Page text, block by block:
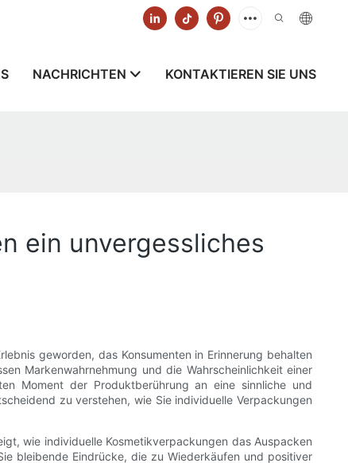
NACHRICHTEN KONTAKTIEREN SIE UNS
ein unvergessliches
geworden, das Konsumenten in Erinnerung behalten
Markenwahrnehmung und die Wahrscheinlichkeit einer
Moment der Produktberührung an eine sinnliche und
zu verstehen, wie Sie individuelle Verpackungen
wie individuelle Kosmetikverpackungen das Auspacken
bleibende Eindrücke, die zu Wiederkäufen und positiver